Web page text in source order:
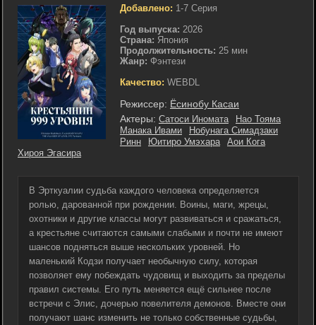
Добавлено: 1-7 Серия
Год выпуска: 2026
Страна: Япония
Продолжительность: 25 мин
Жанр: Фэнтези
Качество: WEBDL
Режиссер: Ёсинобу Касаи
Актеры: Сатоси Иномата
Нао Тояма
Манака Ивами
Нобунага Симадзаки
Ринн
Юитиро Умэхара
Аои Кога
Хироя Эгасира
В Эрткуалии судьба каждого человека определяется
ролью, дарованной при рождении. Воины, маги, жрецы,
охотники и другие классы могут развиваться и сражаться,
а крестьяне считаются самыми слабыми и почти не имеют
шансов подняться выше нескольких уровней. Но
маленький Кодзи получает необычную силу, которая
позволяет ему побеждать чудовищ и выходить за пределы
правил системы. Его путь меняется ещё сильнее после
встречи с Элис, дочерью повелителя демонов. Вместе они
получают шанс изменить не только собственные судьбы,